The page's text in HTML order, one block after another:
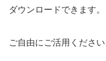
ダウンロードできます。
ご自由にご活用ください